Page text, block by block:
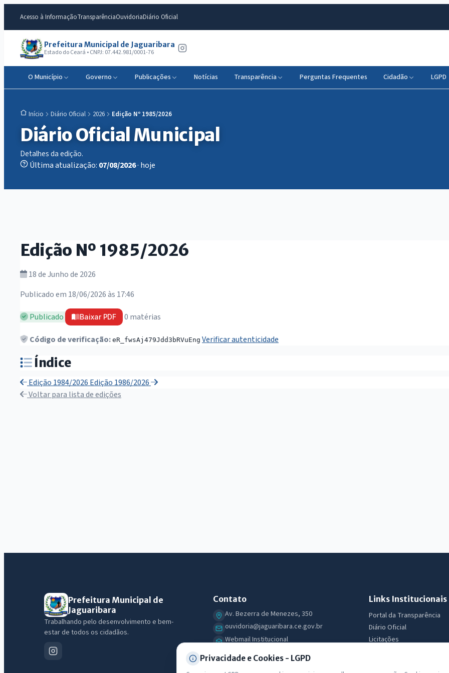
Acesso à InformaçãoTransparênciaOuvidoriaDiário Oficial
Prefeitura Municipal de Jaguaribara
Estado do Ceará • CNPJ: 07.442.981/0001-76
O Município Governo Publicações Notícias Transparência Perguntas Frequentes Cidadão LGPD
Início Diário Oficial 2026 Edição Nº 1985/2026
Diário Oficial Municipal
Detalhes da edição.
Última atualização: 07/08/2026· hoje
Edição Nº 1985/2026
18 de Junho de 2026
Publicado em 18/06/2026 às 17:46
Publicado Baixar PDF 0 matérias
Código de verificação: eR_fwsAj479Jdd3bRVuEng Verificar autenticidade
Índice
Edição 1984/2026 Edição 1986/2026
Voltar para lista de edições
Prefeitura Municipal de
Jaguaribara
Trabalhando pelo desenvolvimento e bem-
estar de todos os cidadãos.
Contato
Av. Bezerra de Menezes, 350
ouvidoria@jaguaribara.ce.gov.br
Webmail Institucional
Segunda a Sexta 07:30 as 13:30
Links Institucionais
Portal da Transparência
Diário Oficial
Licitações
Privacidade e Cookies - LGPD